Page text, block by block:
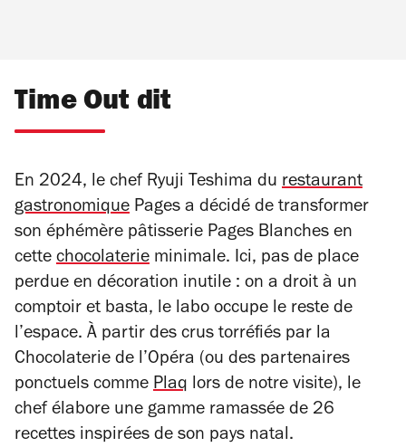
Time Out dit
En 2024, le chef Ryuji Teshima du restaurant
gastronomique Pages a décidé de transformer
son éphémère pâtisserie Pages Blanches en
cette chocolaterie minimale. Ici, pas de place
perdue en décoration inutile : on a droit à un
comptoir et basta, le labo occupe le reste de
l’espace. À partir des crus torréfiés par la
Chocolaterie de l’Opéra (ou des partenaires
ponctuels comme Plaq lors de notre visite), le
chef élabore une gamme ramassée de 26
recettes inspirées de son pays natal.